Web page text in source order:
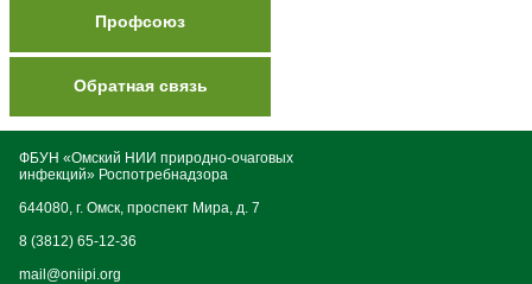
Профсоюз
Обратная связь
ФБУН «Омский НИИ природно-очаговых
инфекций» Роспотребнадзора
644080, г. Омск, проспект Мира, д. 7
8 (3812) 65-12-36
mail@oniipi.org